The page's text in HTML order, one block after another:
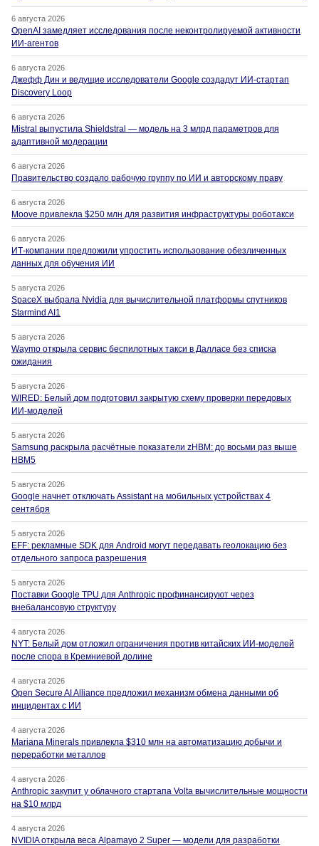
6 августа 2026
OpenAI замедляет исследования после неконтролируемой активности
ИИ-агентов
6 августа 2026
Джефф Дин и ведущие исследователи Google создадут ИИ-стартап
Discovery Loop
6 августа 2026
Mistral выпустила Shieldstral — модель на 3 млрд параметров для
адаптивной модерации
6 августа 2026
Правительство создало рабочую группу по ИИ и авторскому праву
6 августа 2026
Moove привлекла $250 млн для развития инфраструктуры роботакси
6 августа 2026
ИТ-компании предложили упростить использование обезличенных
данных для обучения ИИ
5 августа 2026
SpaceX выбрала Nvidia для вычислительной платформы спутников
Starmind AI1
5 августа 2026
Waymo открыла сервис беспилотных такси в Далласе без списка
ожидания
5 августа 2026
WIRED: Белый дом подготовил закрытую схему проверки передовых
ИИ-моделей
5 августа 2026
Samsung раскрыла расчётные показатели zHBM: до восьми раз выше
HBM5
5 августа 2026
Google начнет отключать Assistant на мобильных устройствах 4
сентября
5 августа 2026
EFF: рекламные SDK для Android могут передавать геолокацию без
отдельного запроса разрешения
5 августа 2026
Поставки Google TPU для Anthropic профинансируют через
внебалансовую структуру
4 августа 2026
NYT: Белый дом отложил ограничения против китайских ИИ-моделей
после спора в Кремниевой долине
4 августа 2026
Open Secure AI Alliance предложил механизм обмена данными об
инцидентах с ИИ
4 августа 2026
Mariana Minerals привлекла $310 млн на автоматизацию добычи и
переработки металлов
4 августа 2026
Anthropic закупит у облачного стартапа Volta вычислительные мощности
на $10 млрд
4 августа 2026
NVIDIA открыла веса Alpamayo 2 Super — модели для разработки